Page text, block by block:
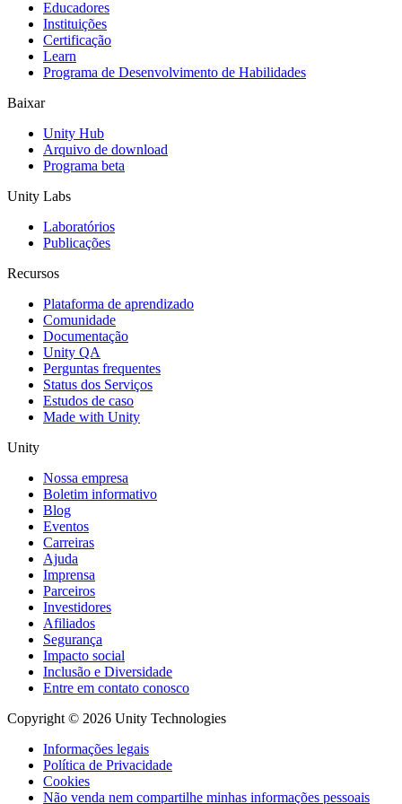
Jogos XR
Lance jogos XR em várias plataformas
Jogos com multijogador
Educadores
Instituições
Certificação
Learn
Programa de Desenvolvimento de Habilidades
Baixar
Unity Hub
Arquivo de download
Programa beta
Unity Labs
Laboratórios
Publicações
Recursos
Plataforma de aprendizado
Comunidade
Documentação
Unity QA
Perguntas frequentes
Status dos Serviços
Estudos de caso
Made with Unity
Unity
Nossa empresa
Boletim informativo
Blog
Eventos
Carreiras
Ajuda
Imprensa
Parceiros
Investidores
Afiliados
Segurança
Impacto social
Inclusão e Diversidade
Entre em contato conosco
Copyright © 2026 Unity Technologies
Informações legais
Política de Privacidade
Cookies
Não venda nem compartilhe minhas informações pessoais